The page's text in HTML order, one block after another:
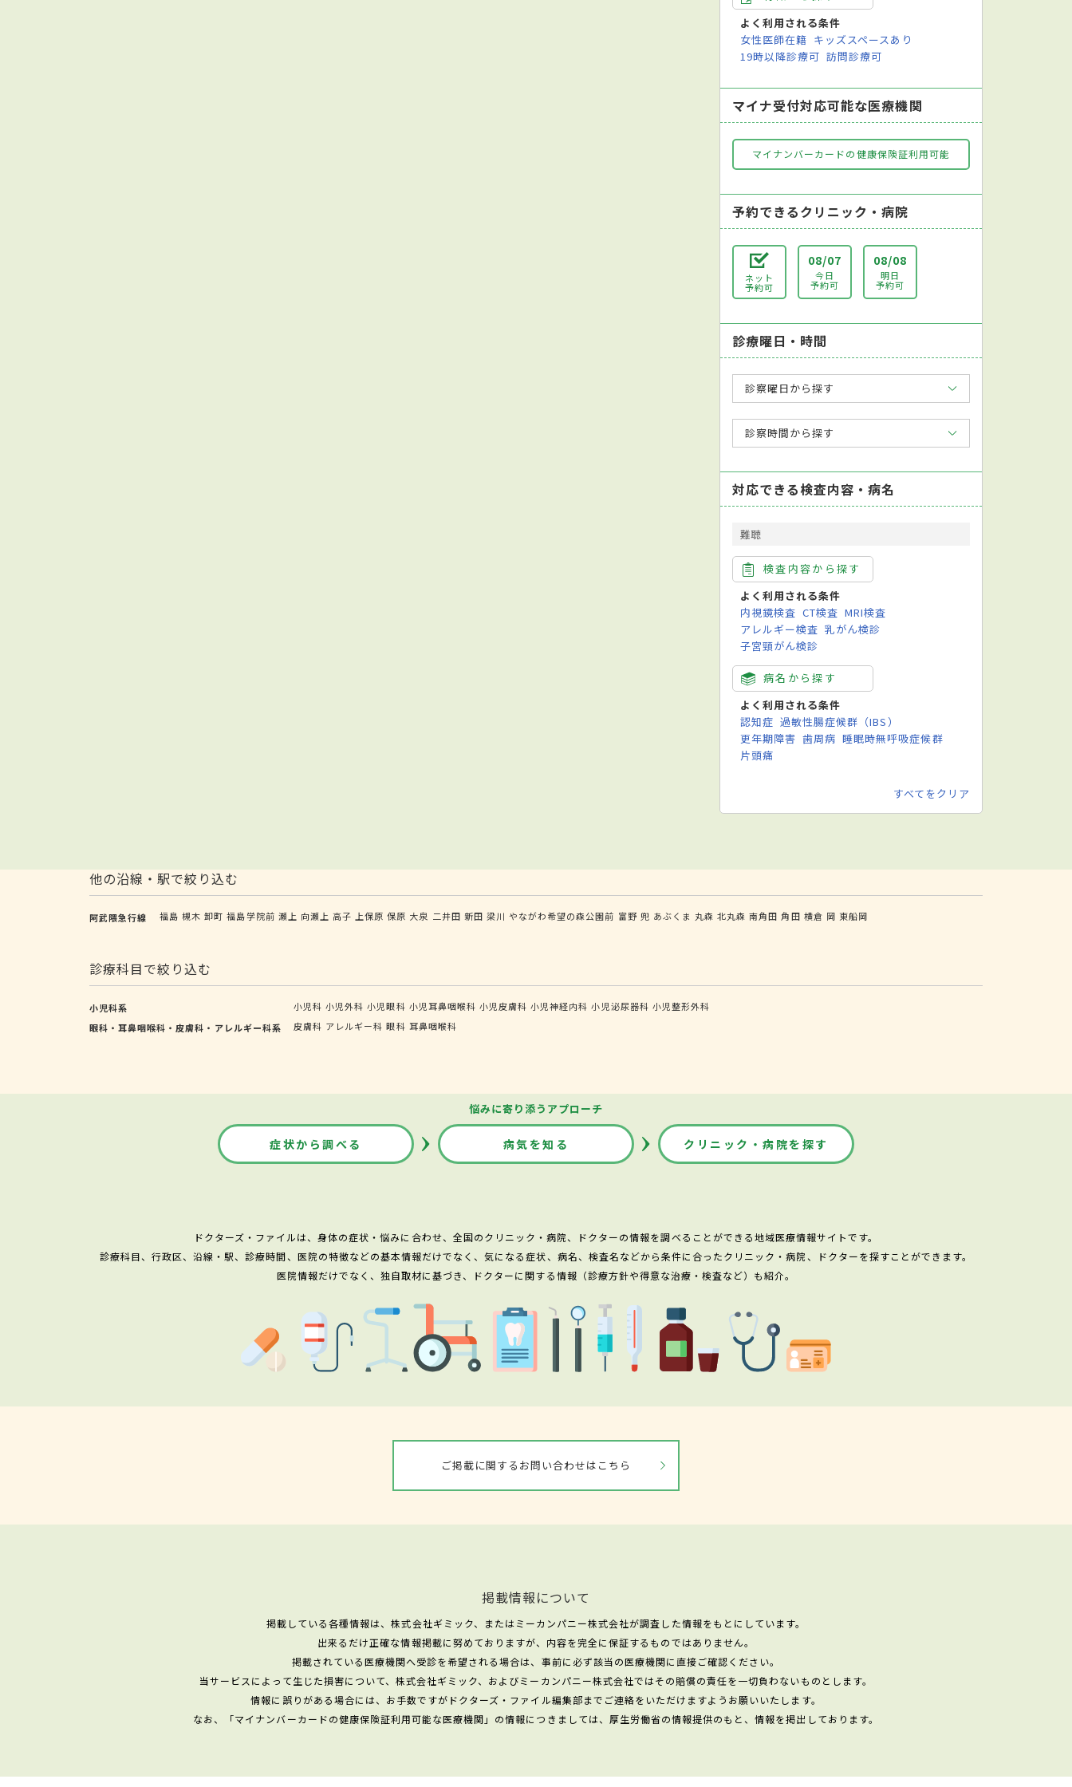
よく利用される条件
女性医師在籍 キッズスペースあり
19時以降診療可 訪問診療可
マイナ受付対応可能な医療機関
マイナンバーカードの健康保険証利用可能
予約できるクリニック・病院
ネット
予約可
08/07
今日
予約可
08/08
明日
予約可
診療曜日・時間
診察曜日から探す
診察時間から探す
対応できる検査内容・病名
難聴
検査内容から探す
よく利用される条件
内視鏡検査 CT検査 MRI検査
アレルギー検査 乳がん検診
子宮頸がん検診
病名から探す
よく利用される条件
認知症 過敏性腸症候群（IBS）
更年期障害 歯周病 睡眠時無呼吸症候群
片頭痛
すべてをクリア
他の沿線・駅で絞り込む
阿武隈急行線 福島 槻木 卸町 福島学院前 瀬上 向瀬上 高子 上保原 保原 大泉 二井田 新田 梁川 やながわ希望の森公園前 富野 兜 あぶくま 丸森 北丸森 南角田 角田 横倉 岡 東船岡
診療科目で絞り込む
小児科系 小児科 小児外科 小児眼科 小児耳鼻咽喉科 小児皮膚科 小児神経内科 小児泌尿器科 小児整形外科
眼科・耳鼻咽喉科・皮膚科・アレルギー科系
皮膚科 アレルギー科 眼科 耳鼻咽喉科
悩みに寄り添うアプローチ
症状から調べる 病気を知る クリニック・病院を探す
ドクターズ・ファイルは、身体の症状・悩みに合わせ、全国のクリニック・病院、ドクターの情報を調べることができる地域医療情報サイトです。
診療科目、行政区、沿線・駅、診療時間、医院の特徴などの基本情報だけでなく、気になる症状、病名、検査名などから条件に合ったクリニック・病院、ドクターを探すことができます。
医院情報だけでなく、独自取材に基づき、ドクターに関する情報（診療方針や得意な治療・検査など）も紹介。
ご掲載に関するお問い合わせはこちら
掲載情報について
掲載している各種情報は、株式会社ギミック、またはミーカンパニー株式会社が調査した情報をもとにしています。
出来るだけ正確な情報掲載に努めておりますが、内容を完全に保証するものではありません。
掲載されている医療機関へ受診を希望される場合は、事前に必ず該当の医療機関に直接ご確認ください。
当サービスによって生じた損害について、株式会社ギミック、およびミーカンパニー株式会社ではその賠償の責任を一切負わないものとします。
情報に誤りがある場合には、お手数ですがドクターズ・ファイル編集部までご連絡をいただけますようお願いいたします。
なお、「マイナンバーカードの健康保険証利用可能な医療機関」の情報につきましては、厚生労働省の情報提供のもと、情報を掲出しております。